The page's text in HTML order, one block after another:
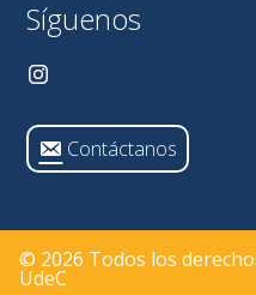
Síguenos
Contáctanos
© 2026 Todos los
UdeC